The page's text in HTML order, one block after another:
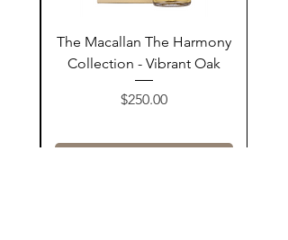
The Macallan The Harmony
Collection - Vibrant Oak
السعر
$250.00